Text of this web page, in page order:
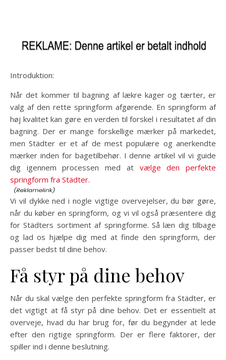
Introduktion:
Når det kommer til bagning af lækre kager og tærter, er
valg af den rette springform afgørende. En springform af
høj kvalitet kan gøre en verden til forskel i resultatet af din
bagning. Der er mange forskellige mærker på markedet,
men Städter er et af de mest populære og anerkendte
mærker inden for bagetilbehør. I denne artikel vil vi guide
dig igennem processen med at vælge den perfekte
springform fra Städter.
Vi vil dykke ned i nogle vigtige overvejelser, du bør gøre,
når du køber en springform, og vi vil også præsentere dig
for Städters sortiment af springforme. Så læn dig tilbage
og lad os hjælpe dig med at finde den springform, der
passer bedst til dine behov.
Få styr på dine behov
Når du skal vælge den perfekte springform fra Städter, er
det vigtigt at få styr på dine behov. Det er essentielt at
overveje, hvad du har brug for, før du begynder at lede
efter den rigtige springform. Der er flere faktorer, der
spiller ind i denne beslutning.